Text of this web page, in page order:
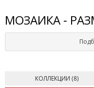
МОЗАИКА -
КОЛЛЕКЦИИ (8)